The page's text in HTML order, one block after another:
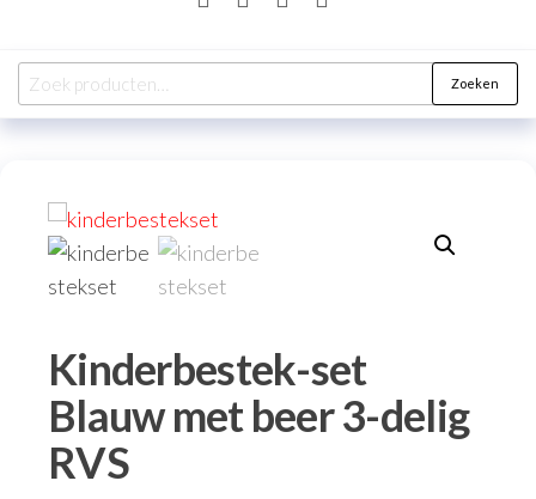
Zoeken
Kinderbestek-set
Blauw met beer 3-delig
RVS